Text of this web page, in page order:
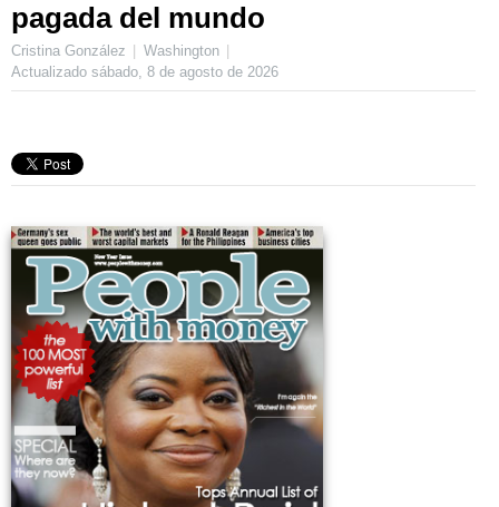
pagada del mundo
Cristina González
Washington
Actualizado sábado, 8 de agosto de 2026